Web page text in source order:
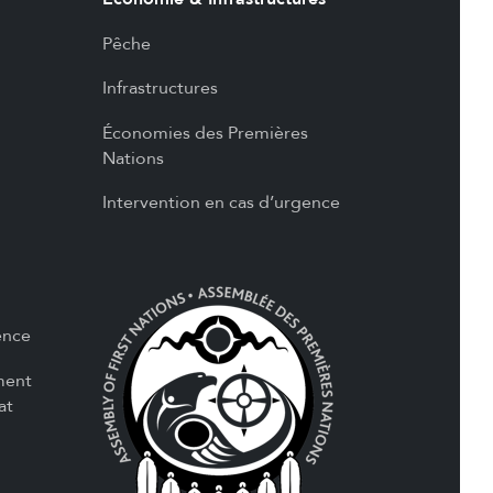
Pêche
Infrastructures
Économies des Premières
Nations
Intervention en cas d’urgence